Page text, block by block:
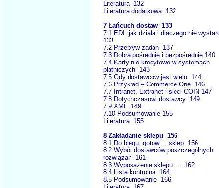
Literatura 132
Literatura dodatkowa 132
7 Łańcuch dostaw 133
7.1 EDI: jak działa i dlaczego nie
133
7.2 Przepływ zadań 137
7.3 Dobra pośrednie i bezpośrednie 140
7.4 Karty nie kredytowe w systemach
płatniczych 143
7.5 Gdy dostawców jest wielu 144
7.6 Przykład – Commerce One 146
7.7 Intranet, Extranet i sieci COIN 147
7.8 Dotychczasowi dostawcy 149
7.9 XML 149
7.10 Podsumowanie 155
Literatura 155
8 Zakładanie sklepu 156
8.1 Do biegu, gotowi... sklep 156
8.2 Wybór dostawców poszczególnych
rozwiązań 161
8.3 Wyposażenie sklepu .... 162
8.4 Lista kontrolna 164
8.5 Podsumowanie 166